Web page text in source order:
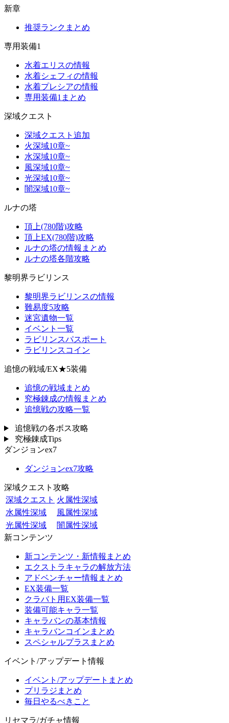
新章
推奨ランクまとめ
専用装備1
水着エリスの情報
水着シェフィの情報
水着プレシアの情報
専用装備1まとめ
深域クエスト
深域クエスト追加
火深域10章~
水深域10章~
風深域10章~
光深域10章~
闇深域10章~
ルナの塔
頂上(780階)攻略
頂上EX(780階)攻略
ルナの塔の情報まとめ
ルナの塔各階攻略
黎明界ラビリンス
黎明界ラビリンスの情報
難易度5攻略
迷宮遺物一覧
イベント一覧
ラビリンスパスポート
ラビリンスコイン
追憶の戦域/EX★5装備
追憶の戦域まとめ
究極錬成の情報まとめ
追憶戦の攻略一覧
追憶戦の各ボス攻略
究極錬成Tips
ダンジョンex7
ダンジョンex7攻略
深域クエスト攻略
深域クエスト 火属性深域
水属性深域
風属性深域
光属性深域
闇属性深域
新コンテンツ
新コンテンツ・新情報まとめ
エクストラキャラの解放方法
アドベンチャー情報まとめ
EX装備一覧
クラバト用EX装備一覧
装備可能キャラ一覧
キャラバンの基本情報
キャラバンコインまとめ
スペシャルプラスまとめ
イベント/アップデート情報
イベント/アップデートまとめ
プリラジまとめ
毎日やるべきこと
リセマラ/ガチャ情報